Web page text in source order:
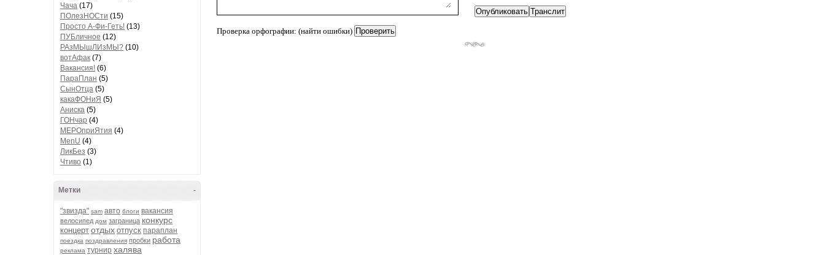
Чача (17)
ПОлезНОСти (15)
Просто А-Фи-Геть! (13)
ПУБличное (12)
РАзМЫшЛИзМЫ? (10)
вотАфак (7)
Вакансия! (6)
ПараПлан (5)
СынОтца (5)
какаФОНиЯ (5)
Аниска (5)
ГОНчар (4)
МЕРОприЯтия (4)
MenU (4)
ЛикБез (3)
Чтиво (1)
-
Метки
"звизда" sam авто блоги вакансия
велосипед дом заграница конкурс
концерт отдых отпуск параплан
поездка поздравления пробки работа
реклама турнир халява
Проверка орфографии: (найти ошибки)